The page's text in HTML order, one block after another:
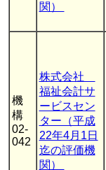
関）
機
構
02-
042
株式会社
福祉会計サ
ービスセン
ター（平成
22年4月1日
迄の評価機
関）